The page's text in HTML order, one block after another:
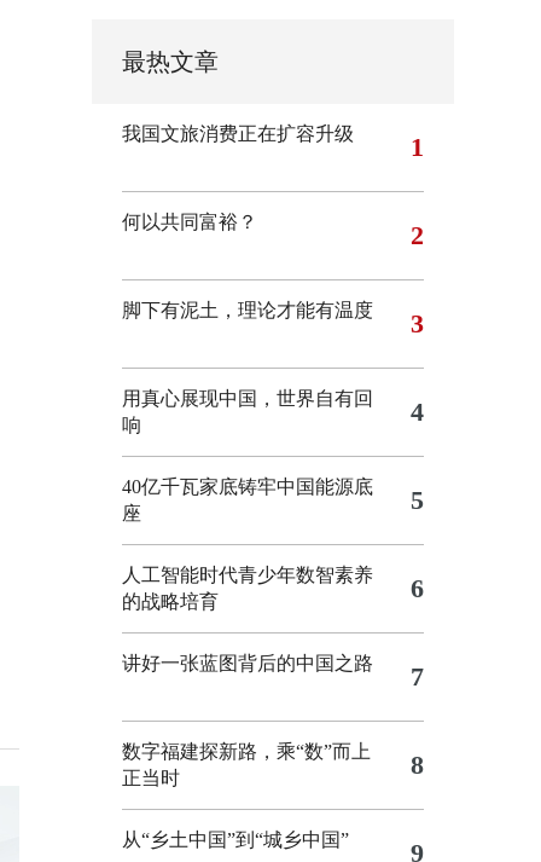
最热文章
我国文旅消费正在扩容升级 1
何以共同富裕？ 2
脚下有泥土，理论才能有温度 3
用真心展现中国，世界自有回
响
4
40亿千瓦家底铸牢中国能源底
座
5
人工智能时代青少年数智素养
的战略培育
6
讲好一张蓝图背后的中国之路 7
数字福建探新路，乘“数”而上
正当时
8
从“乡土中国”到“城乡中国” 9